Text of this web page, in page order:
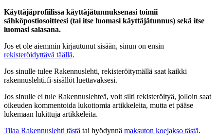
Käyttäjäprofiilissa käyttäjätunnuksenasi toimii
sähköpostiosoitteesi (tai itse luomasi käyttäjätunnus) sekä itse
luomasi salasana.
Jos et ole aiemmin kirjautunut sisään, sinun on ensin
rekisteröidyttävä täällä.
Jos sinulle tulee Rakennuslehti, rekisteröitymällä saat kaikki
rakennuslehti.fi-sisällöt luettavaksesi.
Jos sinulle ei tule Rakennuslehteä, voit silti rekisteröityä, jolloin saat
oikeuden kommentoida lukottomia artikkeleita, mutta et pääse
lukemaan lukittuja artikkeleita.
Tilaa Rakennuslehti tästä tai hyödynnä maksuton koejakso tästä.